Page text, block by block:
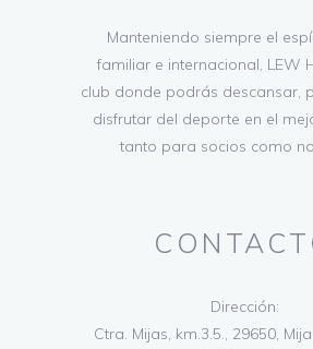
Manteniendo siempre el
familiar e internacional, LEW
club donde podrás descansar,
disfrutar del deporte en el
tanto para socios como
Dirección:
Ctra. Mijas, km.3.5., 29650,